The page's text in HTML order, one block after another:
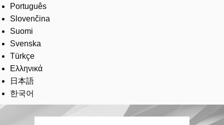
Português
Slovenčina
Suomi
Svenska
Türkçe
Ελληνικά
日本語
한국어